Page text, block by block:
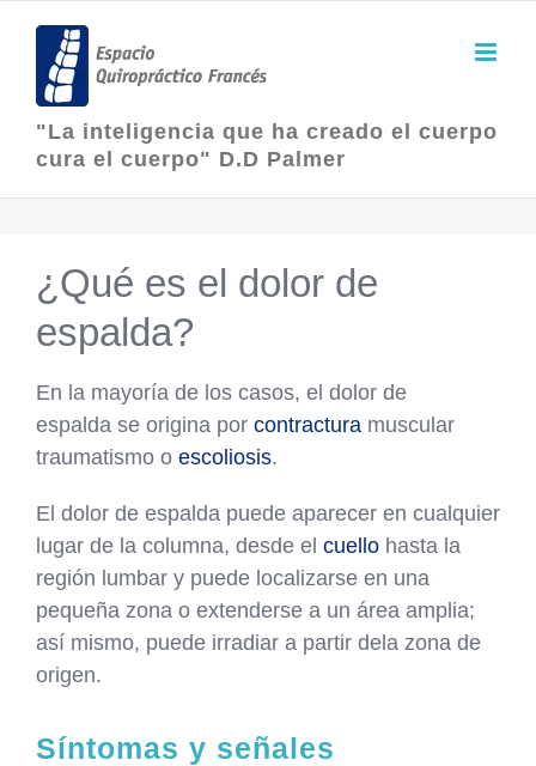
content
"La inteligencia que ha creado el cuerpo
cura el cuerpo" D.D Palmer
¿Qué es el dolor de
espalda?
En la mayoría de los casos, el dolor de
espalda se origina por contractura muscular
traumatismo o escoliosis.
El dolor de espalda puede aparecer en cualquier
lugar de la columna, desde el cuello hasta la
región lumbar y puede localizarse en una
pequeña zona o extenderse a un área amplia;
así mismo, puede irradiar a partir dela zona de
origen.
Síntomas y señales